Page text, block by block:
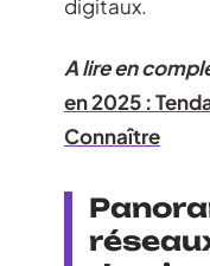
digitaux.
A lire en
en 2025 :
Connaître